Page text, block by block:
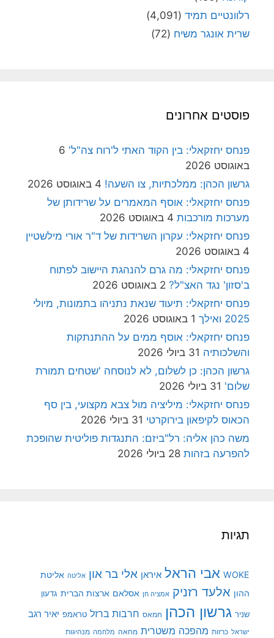
רלוונטיים תמיד (4,091)
שרית אונגר משיח (72)
פוסטים אחרונים
פנחס יחזקאלי: בין הקוד האתי ל'רוח צה"ל' 6
באוגוסט 2026
גרשון הכהן: ממלכתיות, צו השעה! 4 באוגוסט 2026
פנחס יחזקאלי: אוסף המאמרים על שרידותן של
מערכות מורכבות 4 באוגוסט 2026
פנחס יחזקאלי: עקרון השרידות של ד"ר אורי מילשטיין
4 באוגוסט 2026
פנחס יחזקאלי: מה גרם להנהגת היישוב לפתוח
ב'סזון' נגד האצ"ל? 2 באוגוסט 2026
פנחס יחזקאלי: תיעוד שנאת נתניהו בתמונות, מיולי
2025 ואילך
1 באוגוסט 2026
פנחס יחזקאלי: אוסף ממים על ההתנתקות
והשלכותיה 31 ביולי 2026
גרשון הכהן: כן לשלום, לא לנוסחה 'שטחים תמורת
שלום' 31 ביולי 2026
פנחס יחזקאלי: מיליציה מול צבא מקצועי, בין סף
הכאוס לקיפאון בירוקרטי 31 ביולי 2026
משה כהן אליה: רל"ביזם: התנגדות פוליטית שהופכת
להפרעה בזהות 28 ביולי 2026
תגיות
WOKE אבי הראל איראן אלי בר און אליטה אליטת
ההון אלעד רזניק אמציה חן אסלאם ארצות הברית גדעון
שניר גרשון הכהן חמאס חרבות ברזל טראמפ יאיר רגב
ישראל כרזות מהפכה משטרית מחאה מלחמה מנהיגות